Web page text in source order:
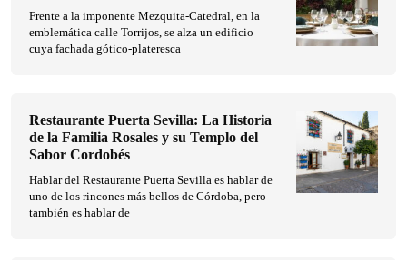
Frente a la imponente Mezquita-Catedral, en la
emblemática calle Torrijos, se alza un edificio
cuya fachada gótico-plateresca
Restaurante Puerta Sevilla: La Historia
de la Familia Rosales y su Templo del
Sabor Cordobés
Hablar del Restaurante Puerta Sevilla es hablar de
uno de los rincones más bellos de Córdoba, pero
también es hablar de